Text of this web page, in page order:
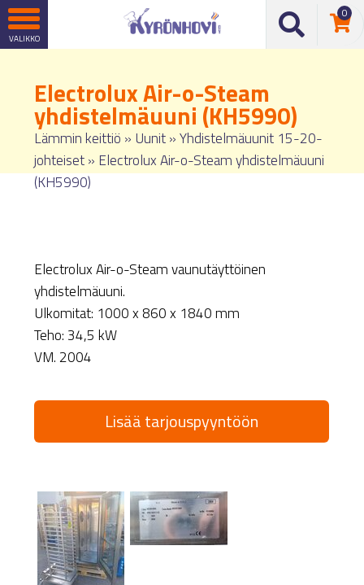
0
Electrolux Air-o-Steam
yhdistelmäuuni (KH5990)
Lämmin keittiö » Uunit»Yhdistelmäuunit 15-20-
johteiset» Electrolux Air-o-Steam yhdistelmäuuni
(KH5990)
Electrolux Air-o-Steam vaunutäyttöinen
yhdistelmäuuni.
Ulkomitat: 1000 x 860 x 1840 mm
Teho: 34,5 kW
VM. 2004
Lisää tarjouspyyntöön